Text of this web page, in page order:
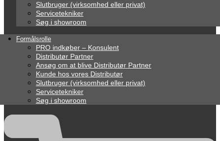
Slutbruger (virksomhed eller privat)
Servicetekniker
Søg i showroom
Formålsrolle
PRO indkøber – Konsulent
Distributør Partner
Ansøg om at blive Distributør Partner
Kunde hos vores Distributør
Slutbruger (virksomhed eller privat)
Servicetekniker
Søg i showroom